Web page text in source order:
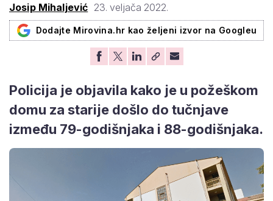
Josip Mihaljević 23. veljača 2022.
Dodajte Mirovina.hr kao željeni izvor na Googleu
Policija je objavila kako je u požeškom
domu za starije došlo do tučnjave
između 79-godišnjaka i 88-godišnjaka.